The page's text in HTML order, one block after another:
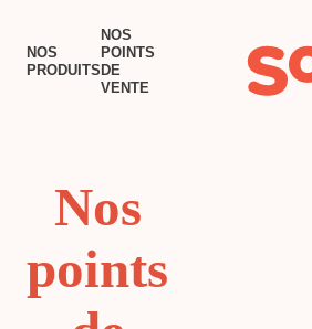
NOS
PRODUITS
NOS
POINTS
DE
VENTE
NOS
TOFU AU
POURQUOI
Nos
points